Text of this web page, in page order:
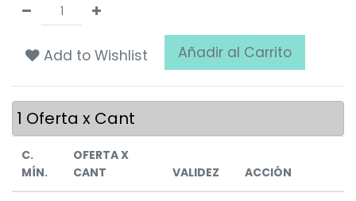
Add to Wishlist Añadir al Carrito
1 Oferta x Cant
C.
MÍN.
OFERTA X
CANT
VALIDEZ ACCIÓN